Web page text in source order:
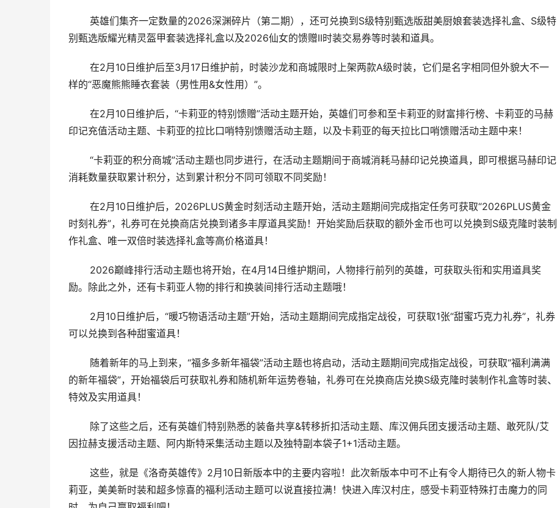
英雄们集齐一定数量的2026深渊碎片（第二期），还可兑换到S级特别甄选版甜美厨娘套装选择礼盒、S级特
别甄选版耀光精灵盔甲套装选择礼盒以及2026仙女的馈赠II时装交易券等时装和道具。
在2月10日维护后至3月17日维护前，时装沙龙和商城限时上架两款A级时装，它们是名字相同但外貌大不一
样的“恶魔熊熊睡衣套装（男性用&女性用）”。
在2月10日维护后，“卡莉亚的特别馈赠”活动主题开始，英雄们可参和至卡莉亚的财富排行榜、卡莉亚的马赫
印记充值活动主题、卡莉亚的拉比口哨特别馈赠活动主题，以及卡莉亚的每天拉比口哨馈赠活动主题中来！
“卡莉亚的积分商城”活动主题也同步进行，在活动主题期间于商城消耗马赫印记兑换道具，即可根据马赫印记
消耗数量获取累计积分，达到累计积分不同可领取不同奖励！
在2月10日维护后，2026PLUS黄金时刻活动主题开始，活动主题期间完成指定任务可获取“2026PLUS黄金
时刻礼券”，礼券可在兑换商店兑换到诸多丰厚道具奖励！开始奖励后获取的额外金币也可以兑换到S级克隆时装制
作礼盒、唯一双倍时装选择礼盒等高价格道具！
2026巅峰排行活动主题也将开始，在4月14日维护期间，人物排行前列的英雄，可获取头衔和实用道具奖
励。除此之外，还有卡莉亚人物的排行和换装间排行活动主题哦！
2月10日维护后，“暖巧物语活动主题”开始，活动主题期间完成指定战役，可获取1张“甜蜜巧克力礼券”，礼券
可以兑换到各种甜蜜道具！
随着新年的马上到来，“福多多新年福袋”活动主题也将启动，活动主题期间完成指定战役，可获取“福利满满
的新年福袋”，开始福袋后可获取礼券和随机新年运势卷轴，礼券可在兑换商店兑换S级克隆时装制作礼盒等时装、
特效及实用道具！
除了这些之后，还有英雄们特别熟悉的装备共享&转移折扣活动主题、库汉佣兵团支援活动主题、敢死队/艾
因拉赫支援活动主题、阿内斯特采集活动主题以及独特副本袋子1+1活动主题。
这些，就是《洛奇英雄传》2月10日新版本中的主要内容啦！此次新版本中可不止有令人期待已久的新人物卡
莉亚，美美新时装和超多惊喜的福利活动主题可以说直接拉满！快进入库汉村庄，感受卡莉亚特殊打击魔力的同